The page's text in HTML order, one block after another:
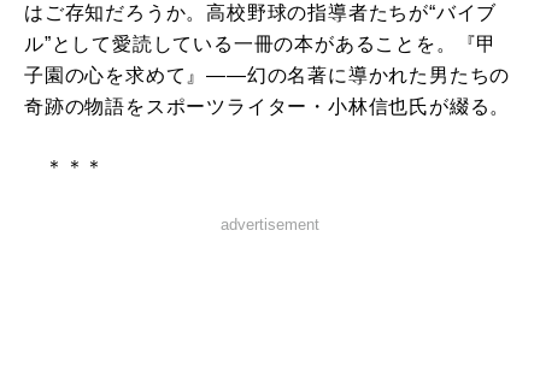
はご存知だろうか。高校野球の指導者たちが“バイブ
ル”として愛読している一冊の本があることを。『甲
子園の心を求めて』――幻の名著に導かれた男たちの
奇跡の物語をスポーツライター・小林信也氏が綴る。
＊＊＊
advertisement